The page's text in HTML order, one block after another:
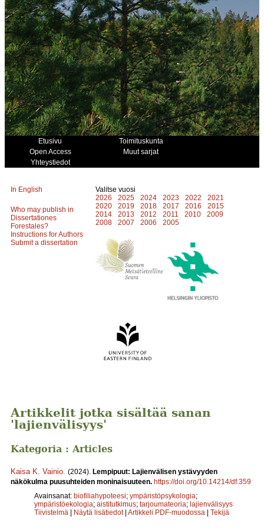
Etusivu
Toimituskunta
Open Access
Muut sarjat
Yhteystiedot
In English
Who may publish in
Dissertationes
Forestales?
Instructions for Authors
Submit a dissertation
Valitse vuosi
2026
2025 2024 2023 2022
2021
2020
2019 2018 2017 2016
2015
2014
2013 2012 2011 2010
2009
2008
2007 2006 2005
Artikkelit jotka sisältää sanan
'lajienvälisyys'
Kategoria : Articles
Kaisa K. Vainio (2024). Lempipuut: Lajienvälisen ystävyyden
näkökulma puusuhteiden moninaisuuteen. https://doi.org/10.14214/df.359
Avainsanat: biofiliahypoteesi; ympäristöpsykologia;
ympäristöekologia; aistitutkimus; tarjoumateoria; lajienvälisyys
Tiivistelmä | Näytä lisätiedot | Artikkeli PDF-muodossa | Tekijä